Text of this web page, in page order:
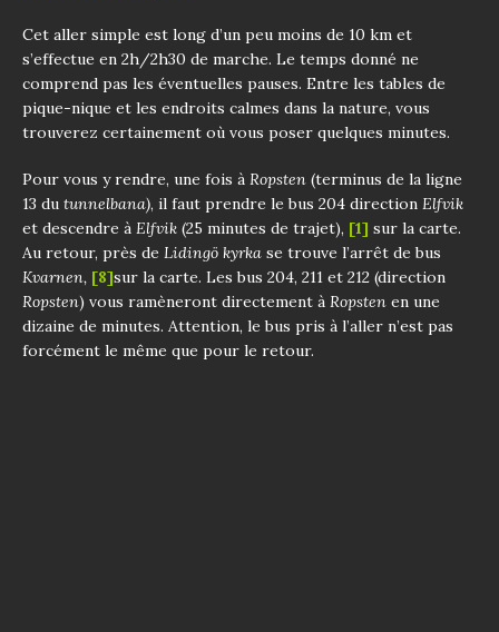
Cet aller simple est long d’un peu moins de 10 km et
s’effectue en 2h/2h30 de marche. Le temps donné ne
comprend pas les éventuelles pauses. Entre les tables de
pique-nique et les endroits calmes dans la nature, vous
trouverez certainement où vous poser quelques minutes.
Pour vous y rendre, une fois à Ropsten (terminus de la ligne
13 du tunnelbana), il faut prendre le bus 204 direction Elfvik
et descendre à Elfvik (25 minutes de trajet), [1] sur la carte.
Au retour, près de Lidingö kyrka se trouve l’arrêt de bus
Kvarnen, [8]sur la carte. Les bus 204, 211 et 212 (direction
Ropsten) vous ramèneront directement à Ropsten en une
dizaine de minutes. Attention, le bus pris à l’aller n’est pas
forcément le même que pour le retour.